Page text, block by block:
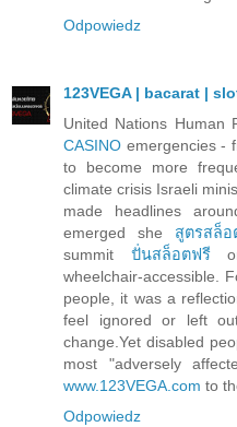
Odpowiedz
123VEGA | bacarat |
United Nations Human
CASINO emergencies -
to become more
climate crisis Israeli
made headlines
emerged she สูตรสล็อ
summit ปั่นสล็อตฟรีon
wheelchair-accessible.
people, it was a
feel ignored or left
change.Yet disabled
most "adversely
www.123VEGA.com to
Odpowiedz